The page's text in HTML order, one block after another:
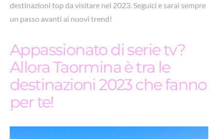
destinazioni top da visitare nel 2023. Seguici e sarai sempre
un passo avanti ai nuovi trend!
Appassionato di serie tv?
Allora Taormina è tra le
destinazioni 2023 che fanno
per te!